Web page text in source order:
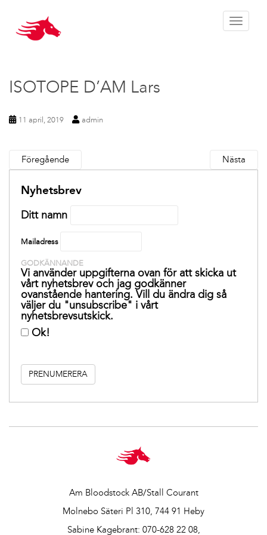
Toggle
ISOTOPE D’AM Lars
11 april, 2019 admin
Föregående Nästa
Nyhetsbrev
Ditt namn
Mailadress
GODKÄNNANDE
Vi använder uppgifterna ovan för att skicka ut
vårt nyhetsbrev och jag godkänner
ovanstående hantering. Vill du ändra dig så
väljer du "unsubscribe" i vårt
nyhetsbrevsutskick.
Ok!
Am Bloodstock AB/Stall Courant
Molnebo Säteri Pl 310, 744 91 Heby
Sabine Kagebrant: 070-628 22 08,